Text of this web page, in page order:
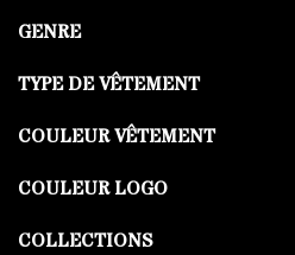
GENRE
TYPE DE VÊTEMENT
COULEUR VÊTEMENT
COULEUR LOGO
COLLECTIONS